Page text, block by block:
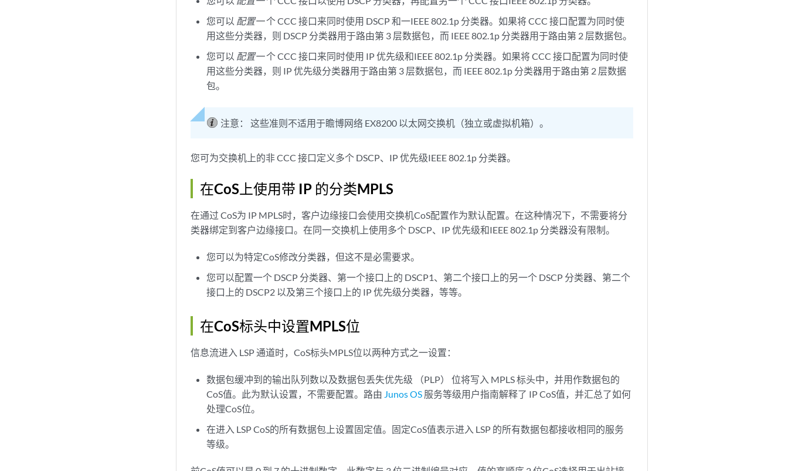
您可以 配置一个 CCC 接口来同时使用 DSCP 和一IEEE 802.1p 分类器。如果将 CCC 接口配置为同时使
用这些分类器，则 DSCP 分类器用于路由第 3 层数据包，而 IEEE 802.1p 分类器用于路由第 2 层数据包。
您可以 配置一个 CCC 接口来同时使用 IP 优先级和IEEE 802.1p 分类器。如果将 CCC 接口配置为同时使
用这些分类器，则 IP 优先级分类器用于路由第 3 层数据包，而 IEEE 802.1p 分类器用于路由第 2 层数据
包。
注意： 这些准则不适用于瞻博网络 EX8200 以太网交换机（独立或虚拟机箱）。
您可为交换机上的非 CCC 接口定义多个 DSCP、IP 优先级IEEE 802.1p 分类器。
在CoS上使用带 IP 的分类MPLS
在通过 CoS为 IP MPLS时，客户边缘接口会使用交换机CoS配置作为默认配置。在这种情况下，不需要将分
类器绑定到客户边缘接口。在同一交换机上使用多个 DSCP、IP 优先级和IEEE 802.1p 分类器没有限制。
您可以为特定CoS修改分类器，但这不是必需要求。
您可以配置一个 DSCP 分类器、第一个接口上的 DSCP1、第二个接口上的另一个 DSCP 分类器、第二个
接口上的 DSCP2 以及第三个接口上的 IP 优先级分类器，等等。
在CoS标头中设置MPLS位
信息流进入 LSP 通道时，CoS标头MPLS位以两种方式之一设置：
数据包缓冲到的输出队列数以及数据包丢失优先级 （PLP） 位将写入 MPLS 标头中，并用作数据包的
CoS值。此为默认设置，不需要配置。路由 Junos OS 服务等级用户指南解释了 IP CoS值，并汇总了如何
处理CoS位。
在进入 LSP CoS的所有数据包上设置固定值。固定CoS值表示进入 LSP 的所有数据包都接收相同的服务
等级。